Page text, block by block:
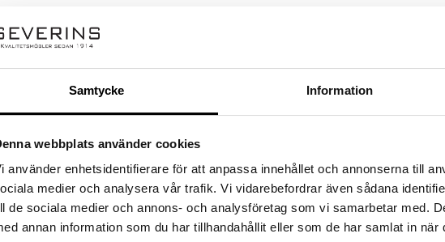
Samtycke Information
webbplats använder cookies
använder enhetsidentifierare för att anpassa innehållet och annonserna till
medier och analysera vår trafik. Vi vidarebefordrar även sådana
de sociala medier och annons- och analysföretag som vi samarbetar med.
annan information som du har tillhandahållit eller som de har samlat in när
stol”
Obligatoriska fält är märkta*
än